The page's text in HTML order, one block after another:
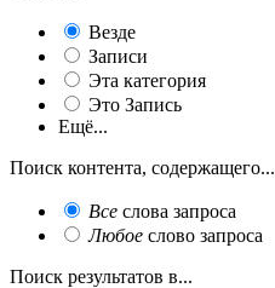
Везде
Записи
Эта категория
Это Запись
Ещё...
Поиск контента, содержащего...
Все слова запроса
Любое слово запроса
Поиск результатов в...